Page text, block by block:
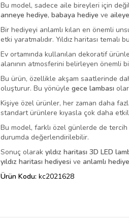
Bu model, sadece aile bireyleri için
anneye hediye, babaya hediye ve
Bir hediyeyi anlamlı kılan en önemli
etki yaratmalıdır. Yıldız haritası
Ev ortamında kullanılan dekoratif
alanının atmosferini belirleyen önemli
Bu ürün, özellikle akşam saatlerinde
oluşturur. Bu yönüyle gece lambası
Kişiye özel ürünler, her zaman daha
standart ürünlere kıyasla çok daha
Bu model, farklı özel günlerde de
durumda değerlendirilebilir.
Sonuç olarak yıldız haritası 3D LED
yıldız haritası hediyesi ve anlamlı hediye
Ürün Kodu: kc2021628